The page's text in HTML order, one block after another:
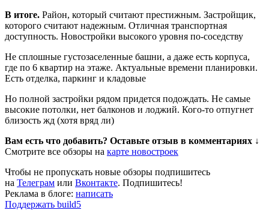
В итоге. Район, который считают престижным. Застройщик,
которого считают надежным. Отличная транспортная
доступность. Новостройки высокого уровня по-соседству
Не сплошные густозаселенные башни, а даже есть корпуса,
где по 6 квартир на этаже. Актуальные времени планировки.
Есть отделка, паркинг и кладовые
Но полной застройки рядом придется подождать. Не самые
высокие потолки, нет балконов и лоджий. Кого-то отпугнет
близость жд (хотя вряд ли)
Вам есть что добавить? Оставьте отзыв в комментариях ↓
Смотрите все обзоры на карте новостроек
Чтобы не пропускать новые обзоры подпишитесь
на Телеграм или Вконтакте. Подпишитесь!
Реклама в блоге: написать
Поддержать build5